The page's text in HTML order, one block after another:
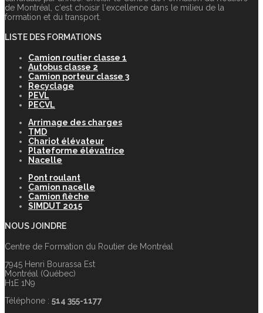
de Montréal, c‘est choisir l‘excellence dans le milieu de la
formation et du transport.
LISTE DES FORMATIONS
Camion routier classe 1
Autobus classe 2
Camion porteur classe 3
Recyclage
PEVL
PECVL
Arrimage des charges
TMD
Chariot élévateur
Plateforme élévatrice
Nacelle
Pont roulant
Camion nacelle
Camion flèche
SIMDUT 2015
NOUS JOINDRE
Centre de Formation du Routier de Montréal
7945 Henri Bourassa Est
Montréal (Québec)
H1E 1N9
Téléphone : 514 355-1177